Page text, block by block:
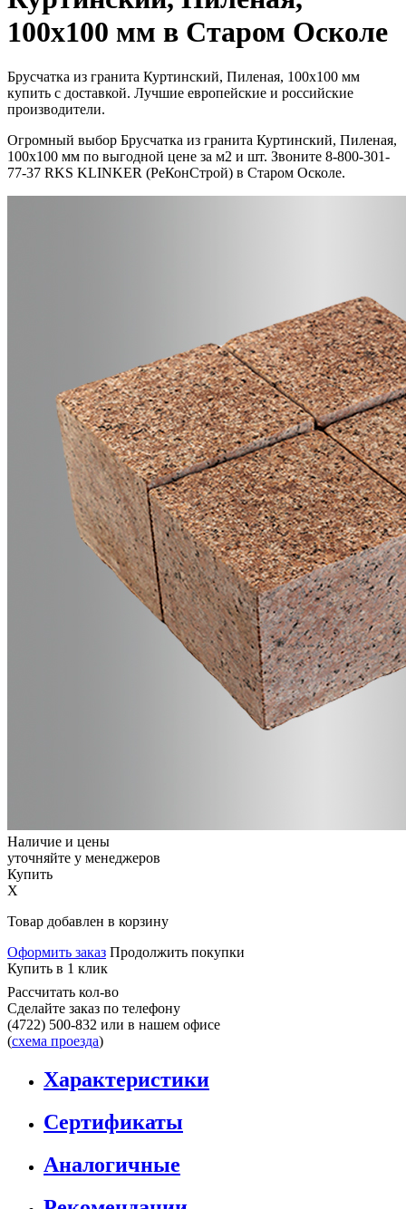
100x100 мм в Старом Осколе
Брусчатка из гранита Куртинский, Пиленая, 100x100 мм
купить с доставкой. Лучшие европейские и российские
производители.
Огромный выбор Брусчатка из гранита Куртинский, Пиленая,
100x100 мм по выгодной цене за м2 и шт. Звоните 8-800-301-
77-37 RKS KLINKER (РеКонСтрой) в Старом Осколе.
Наличие и цены
уточняйте у менеджеров
Купить
X
Товар добавлен в корзину
Оформить заказ Продолжить покупки
Купить в 1 клик
Рассчитать кол-во
Сделайте заказ по телефону
(4722) 500-832 или в нашем офисе
(схема проезда)
Характеристики
Сертификаты
Аналогичные